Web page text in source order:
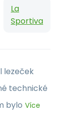
La
Sportiva
lezeček
technické
bylo Více